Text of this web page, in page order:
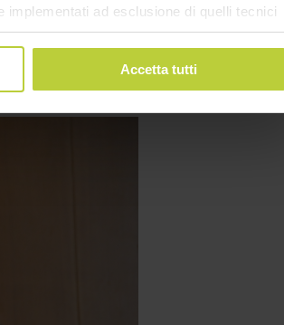
implementati ad esclusione di quelli tecnici
invece accetterai di implementare tutti i
sopra.
Accetta tutti